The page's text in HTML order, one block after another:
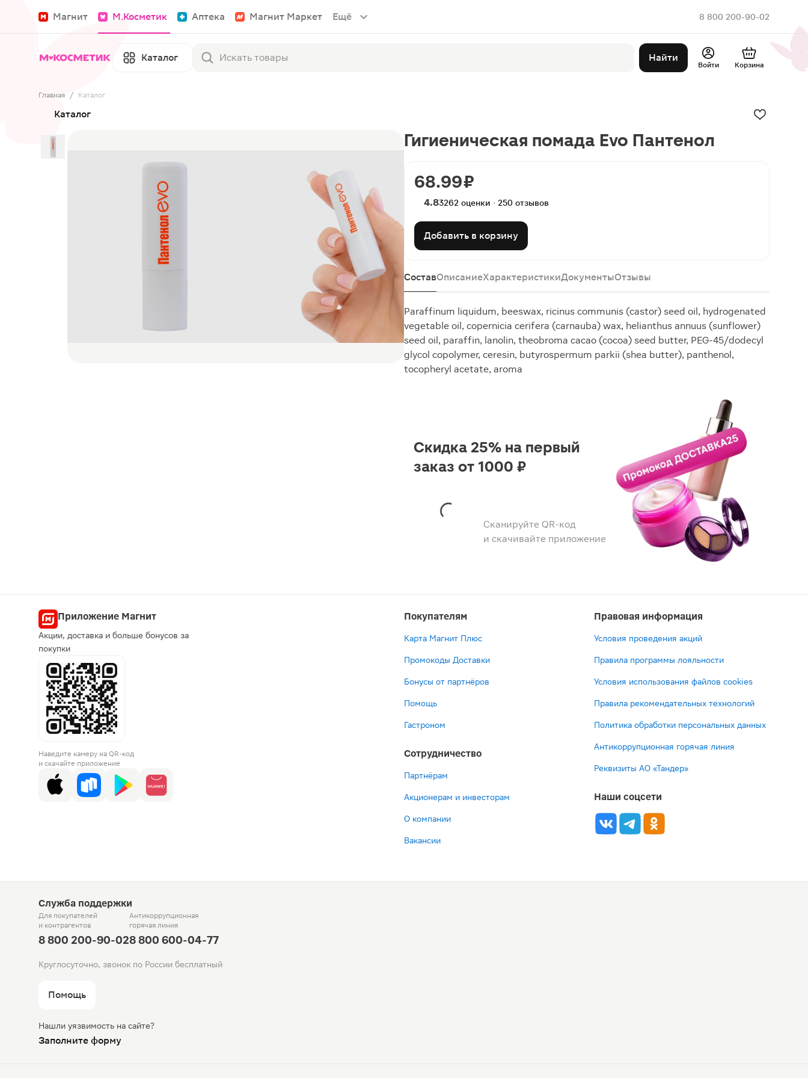
Магнит М.Косметик Аптека Магнит Маркет Ещё 8 800 200-90-02
Каталог Найти
Войти Корзина
Главная / Каталог
Каталог
Гигиеническая помада Evo Пантенол
68.99 ₽
4.83262 оценки · 250 отзывов
Добавить в корзину
СоставОписаниеХарактеристикиДокументыОтзывы
Paraffinum liquidum, beeswax, ricinus communis (castor) seed oil, hydrogenated
vegetable oil, copernicia cerifera (carnauba) wax, helianthus annuus (sunflower)
seed oil, paraffin, lanolin, theobroma cacao (cocoa) seed butter, PEG-45/dodecyl
glycol copolymer, ceresin, butyrospermum parkii (shea butter), panthenol,
tocopheryl acetate, аroma
Сканируйте QR-код
и скачивайте приложение
Скидка 25% на первый
заказ от 1000 ₽
Приложение Магнит
Акции, доставка и больше бонусов за
покупки
Наведите камеру на QR-код
и скачайте приложение
Покупателям
Карта Магнит Плюс
Промокоды Доставки
Бонусы от партнёров
Помощь
Гастроном
Сотрудничество
Партнёрам
Акционерам и инвесторам
О компании
Вакансии
Правовая информация
Условия проведения акций
Правила программы лояльности
Условия использования файлов cookies
Правила рекомендательных технологий
Политика обработки персональных данных
Антикоррупционная горячая линия
Реквизиты АО «Тандер»
Наши соцсети
Служба поддержки
Для покупателей
и контрагентов
8 800 200-90-02
Антикоррупционная
горячая линия
8 800 600-04-77
Круглосуточно, звонок по России бесплатный
Помощь
Нашли уязвимость на сайте?
Заполните форму